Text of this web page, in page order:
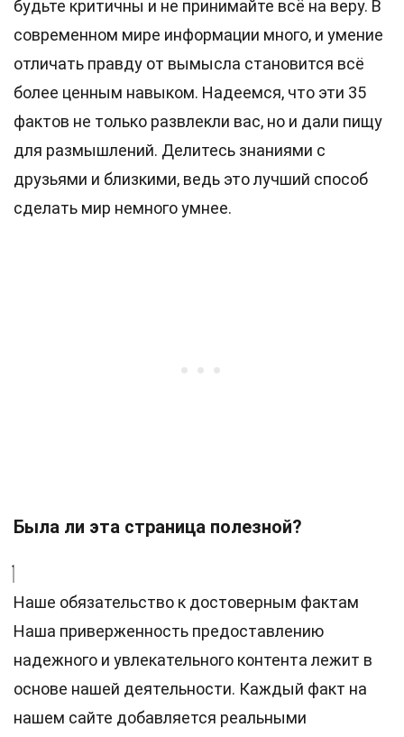
будьте критичны и не принимайте всё на веру. В
современном мире информации много, и умение
отличать правду от вымысла становится всё
более ценным навыком. Надеемся, что эти 35
фактов не только развлекли вас, но и дали пищу
для размышлений. Делитесь знаниями с
друзьями и близкими, ведь это лучший способ
сделать мир немного умнее.
Была ли эта страница полезной?
Наше обязательство к достоверным фактам
Наша приверженность предоставлению
надежного и увлекательного контента лежит в
основе нашей деятельности. Каждый факт на
нашем сайте добавляется реальными